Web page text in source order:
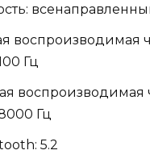
воспроизводимая
Гц
воспроизводимая
Гц
5.2